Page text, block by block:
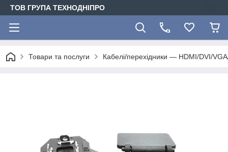
ТОВ ГРУПА ТЕХНОДНІПРО
Товари та послуги Кабелі/перехідники — HDMI/DVI/